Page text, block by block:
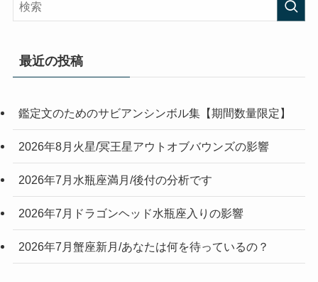
最近の投稿
鑑定文のためのサビアンシンボル集【期間数量限定】
2026年8月火星/冥王星アウトオブバウンズの影響
2026年7月水瓶座満月/後付の分析です
2026年7月ドラゴンヘッド水瓶座入りの影響
2026年7月蟹座新月/あなたは何を待っているの？